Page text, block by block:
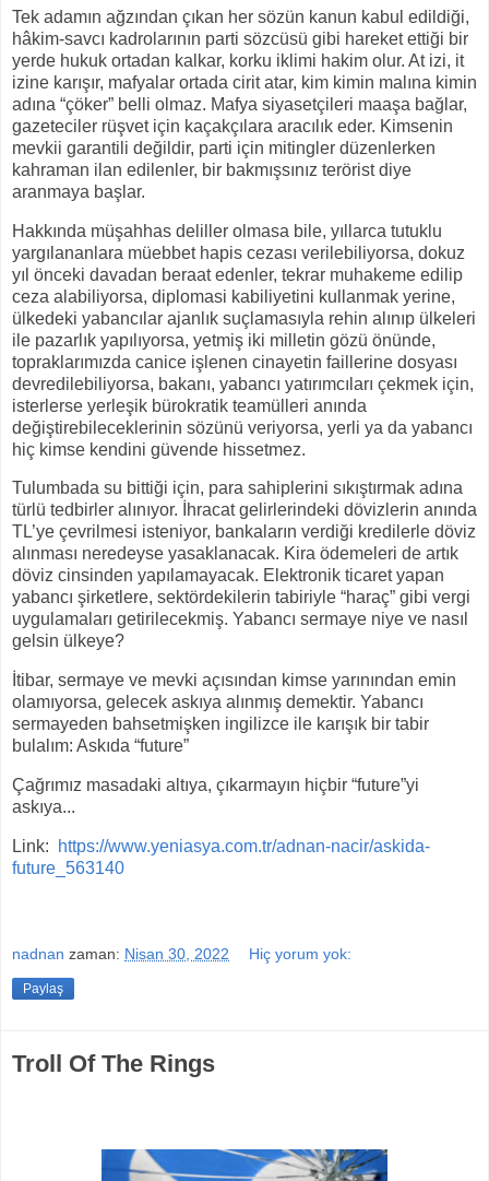
Tek adamın ağzından çıkan her sözün kanun kabul edildiği,
hâkim-savcı kadrolarının parti sözcüsü gibi hareket ettiği bir
yerde hukuk ortadan kalkar, korku iklimi hakim olur. At izi, it
izine karışır, mafyalar ortada cirit atar, kim kimin malına kimin
adına “çöker” belli olmaz. Mafya siyasetçileri maaşa bağlar,
gazeteciler rüşvet için kaçakçılara aracılık eder. Kimsenin
mevkii garantili değildir, parti için mitingler düzenlerken
kahraman ilan edilenler, bir bakmışsınız terörist diye
aranmaya başlar.
Hakkında müşahhas deliller olmasa bile, yıllarca tutuklu
yargılananlara müebbet hapis cezası verilebiliyorsa, dokuz
yıl önceki davadan beraat edenler, tekrar muhakeme edilip
ceza alabiliyorsa, diplomasi kabiliyetini kullanmak yerine,
ülkedeki yabancılar ajanlık suçlamasıyla rehin alınıp ülkeleri
ile pazarlık yapılıyorsa, yetmiş iki milletin gözü önünde,
topraklarımızda canice işlenen cinayetin faillerine dosyası
devredilebiliyorsa, bakanı, yabancı yatırımcıları çekmek için,
isterlerse yerleşik bürokratik teamülleri anında
değiştirebileceklerinin sözünü veriyorsa, yerli ya da yabancı
hiç kimse kendini güvende hissetmez.
Tulumbada su bittiği için, para sahiplerini sıkıştırmak adına
türlü tedbirler alınıyor. İhracat gelirlerindeki dövizlerin anında
TL’ye çevrilmesi isteniyor, bankaların verdiği kredilerle döviz
alınması neredeyse yasaklanacak. Kira ödemeleri de artık
döviz cinsinden yapılamayacak. Elektronik ticaret yapan
yabancı şirketlere, sektördekilerin tabiriyle “haraç” gibi vergi
uygulamaları getirilecekmiş. Yabancı sermaye niye ve nasıl
gelsin ülkeye?
İtibar, sermaye ve mevki açısından kimse yarınından emin
olamıyorsa, gelecek askıya alınmış demektir. Yabancı
sermayeden bahsetmişken ingilizce ile karışık bir tabir
bulalım: Askıda “future”
Çağrımız masadaki altıya, çıkarmayın hiçbir “future”yi
askıya...
Link:
https://www.yeniasya.com.tr/adnan-nacir/askida-
future_563140
nadnan zaman: Nisan 30, 2022 Hiç yorum yok:
Paylaş
Troll Of The Rings